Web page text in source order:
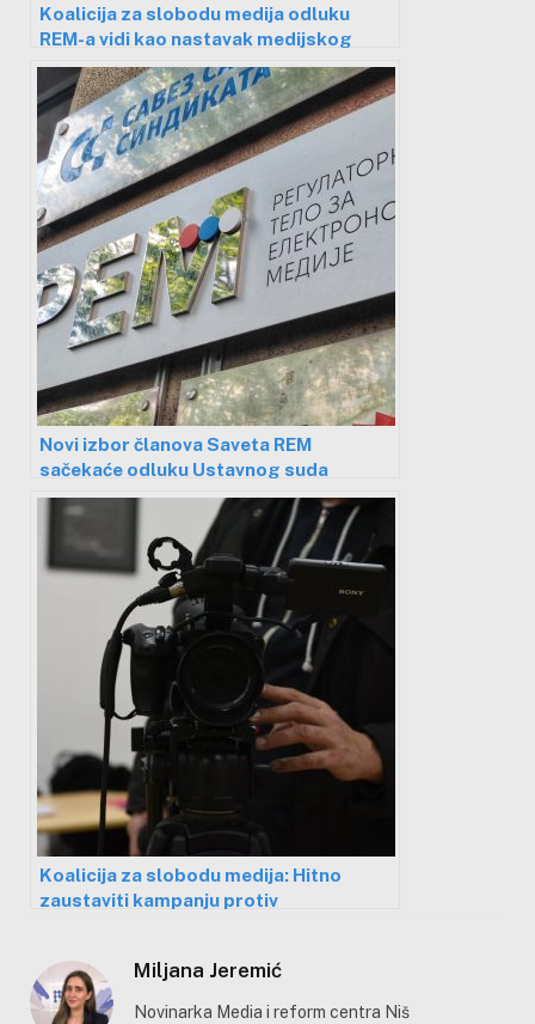
Koalicija za slobodu medija odluku
REM-a vidi kao nastavak medijskog
mraka
Novi izbor članova Saveta REM
sačekaće odluku Ustavnog suda
Koalicija za slobodu medija: Hitno
zaustaviti kampanju protiv
Miljana Jeremić
Novinarka Media i reform centra Niš